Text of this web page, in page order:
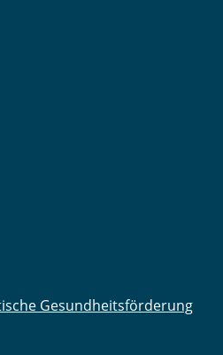
Gesundheitsförderung